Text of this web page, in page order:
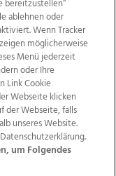
Jobs
Anzeigekunden
Werbung
bereitzustellen“
ablehnen oder
Wenn Tracker
möglicherweise
Menü jederzeit
oder Ihre
Link Cookie
Webseite klicken
der Webseite, falls
unseres Website.
um Folgendes